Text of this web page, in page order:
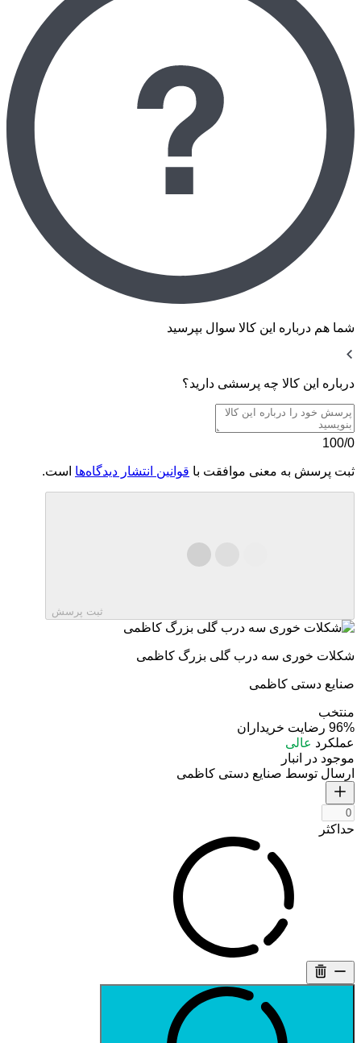
شما هم درباره این کالا سوال بپرسید
درباره این کالا چه پرسشی دارید؟
100/0
ثبت پرسش به معنی موافقت با قوانین انتشار دیدگاه‌ها است.
ثبت پرسش
شکلات خوری سه درب گلی بزرگ کاظمی
صنایع دستی کاظمی
منتخب
96% رضایت خریداران
عملکرد عالی
موجود در انبار
ارسال توسط صنایع دستی کاظمی
حداکثر